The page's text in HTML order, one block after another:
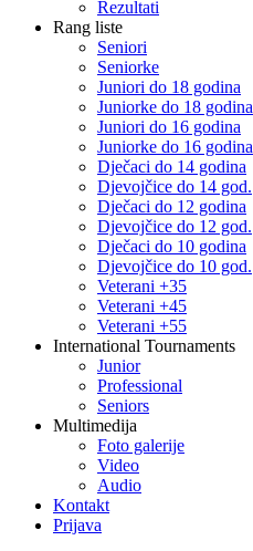
Rezultati
Rang liste
Seniori
Seniorke
Juniori do 18 godina
Juniorke do 18 godina
Juniori do 16 godina
Juniorke do 16 godina
Dječaci do 14 godina
Djevojčice do 14 god.
Dječaci do 12 godina
Djevojčice do 12 god.
Dječaci do 10 godina
Djevojčice do 10 god.
Veterani +35
Veterani +45
Veterani +55
International Tournaments
Junior
Professional
Seniors
Multimedija
Foto galerije
Video
Audio
Kontakt
Prijava